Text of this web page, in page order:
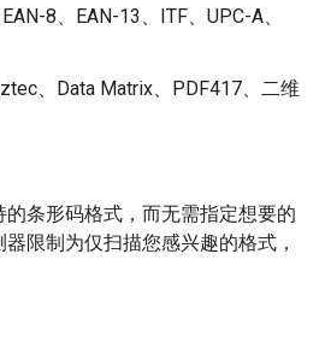
8、EAN-13、ITF、UPC-A、
、Data Matrix、PDF417、二维
条形码格式，而无需指定想要的
限制为仅扫描您感兴趣的格式，